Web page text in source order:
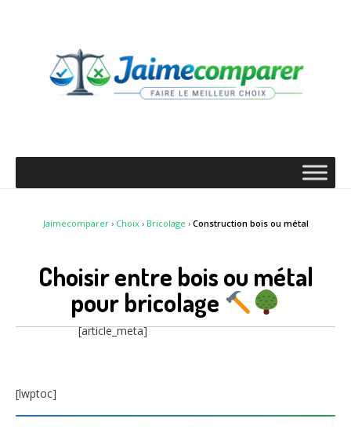
Jaimecomparer› Choix› Bricolage › Construction bois ou métal
Choisir entre bois ou métal
pour bricolage
[article_meta]
[lwptoc]